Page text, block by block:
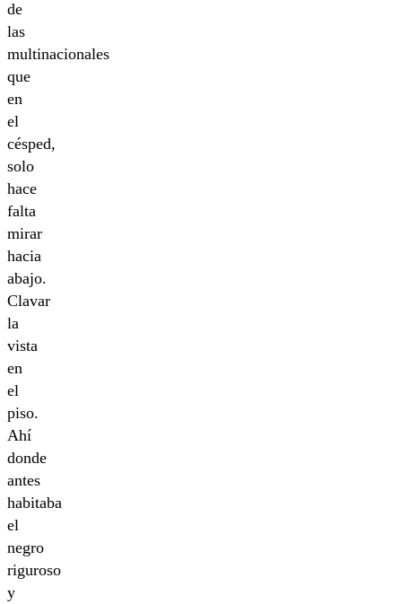
de
las
multinacionales
que
en
el
césped,
solo
hace
falta
mirar
hacia
abajo.
Clavar
la
vista
en
el
piso.
Ahí
donde
antes
habitaba
el
negro
riguroso
y